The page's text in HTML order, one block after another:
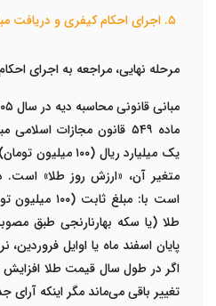
مرحله نهایی، مراجعه به اجرای
مبانی قانونی محاسبه دیه در سال ۱۴۰۵
ماده ۵۴۹ قانون مجازات
یک میلیارد ریال
است با:
مبلغ ثابت
طلا (یا سکه بهار‌نارنجی طبق
پایان اسفند ماه یا اوایل
اگر در طول سال قیمت طلا افزایش
تغییر باقی می‌ماند مگر اینکه آرای